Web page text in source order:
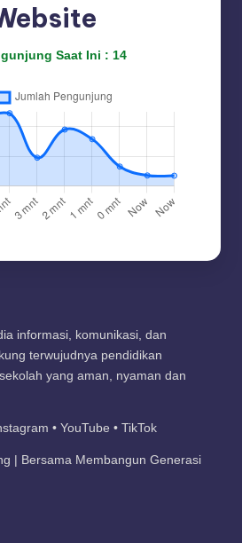
Saat Ini : 14
informasi, komunikasi, dan
terwujudnya pendidikan
yang aman, nyaman dan
• YouTube • TikTok
| Bersama Membangun Generasi